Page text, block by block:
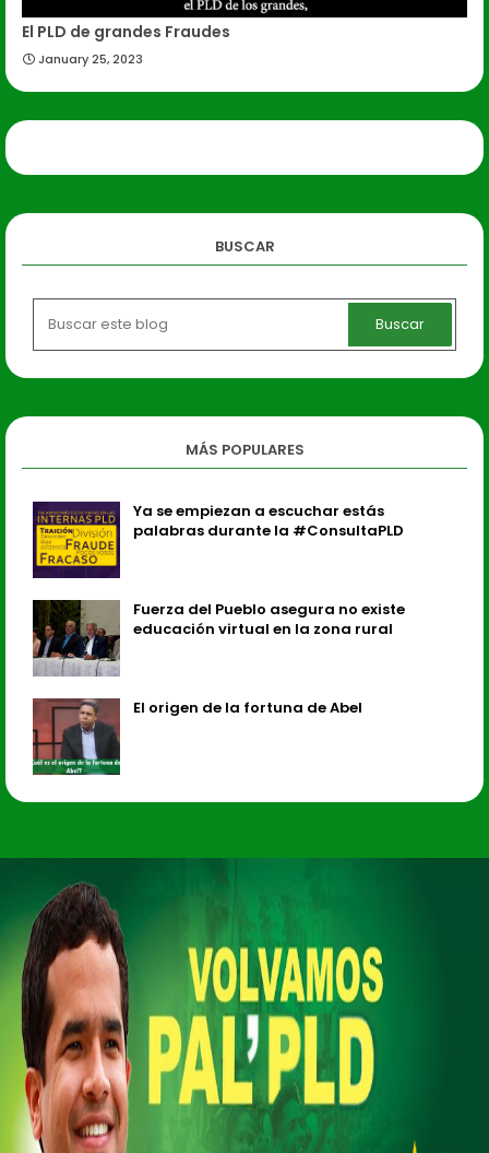
El PLD de grandes Fraudes
January 25, 2023
BUSCAR
MÁS POPULARES
Ya se empiezan a escuchar estás
palabras durante la #ConsultaPLD
Fuerza del Pueblo asegura no existe
educación virtual en la zona rural
El origen de la fortuna de Abel